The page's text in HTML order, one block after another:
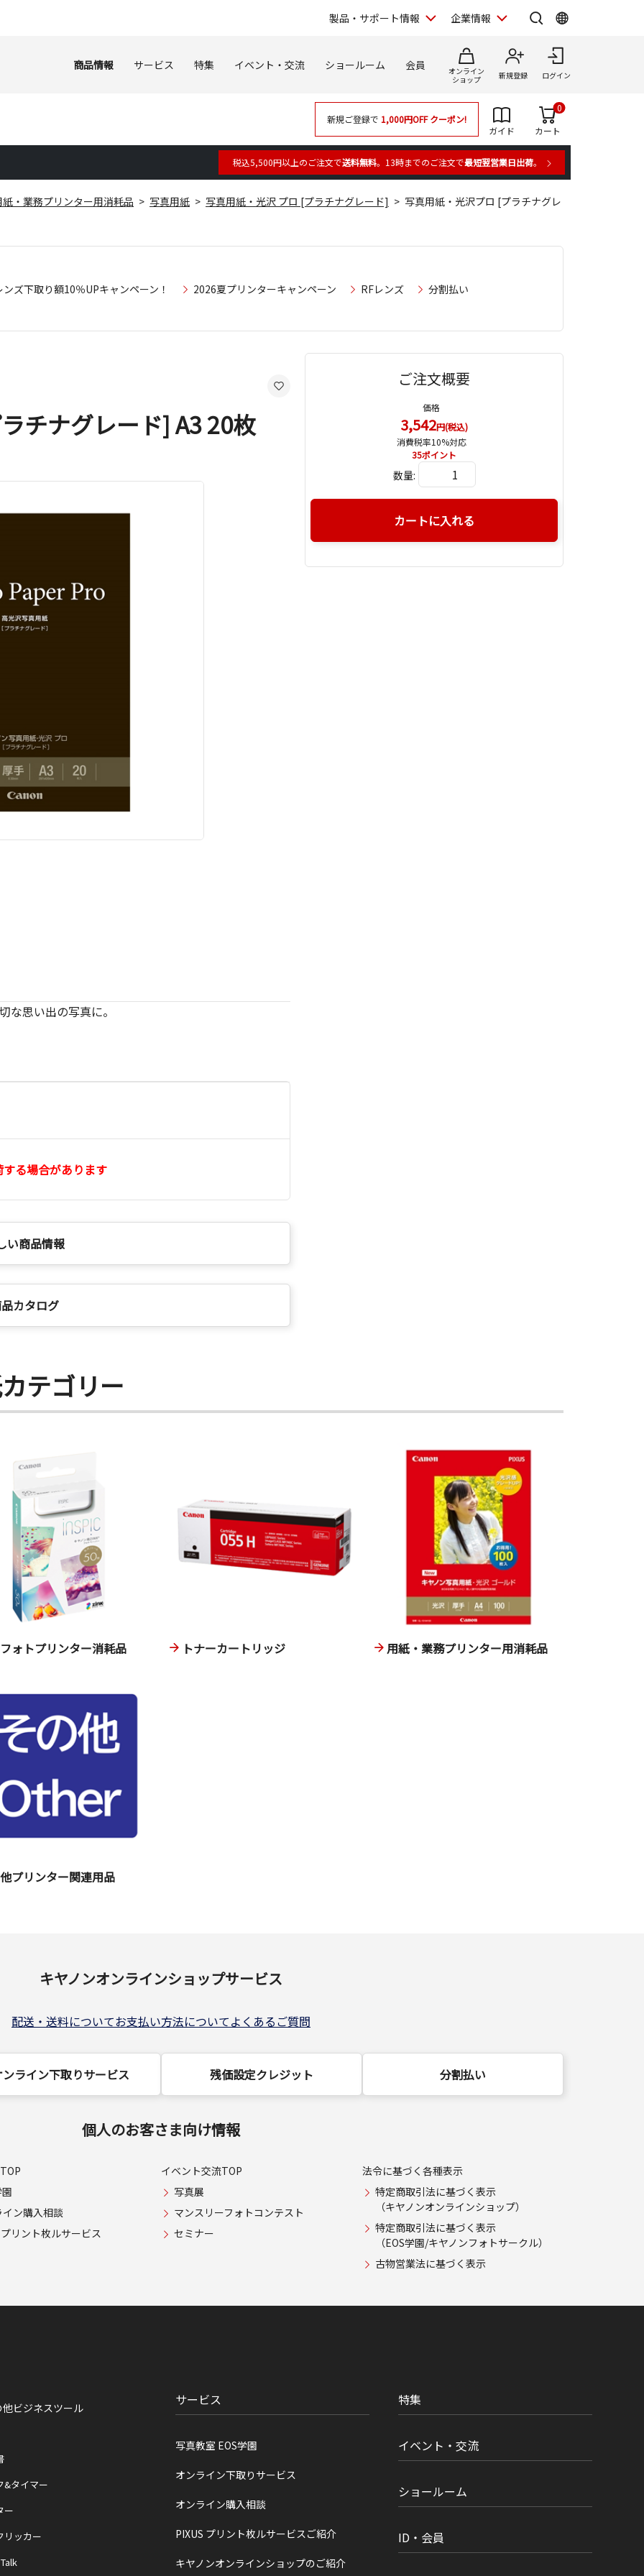
製品・サポート情報 企業情報
商品情報 サービス 特集 イベント・交流 ショールーム 会員
オンライン
ショップ
新規登録 ログイン
新規ご登録で 1,000円OFFクーポン!
ガイド
カート
0
税込5,500円以上のご注文で送料無料。13時までのご注文で最短翌営業日出荷。
紙・業務プリンター用消耗品 写真用紙 写真用紙・光沢 プロ [プラチナグレード] 写真用紙・光沢プロ [プラチナグレ
ズ下取り額10％UPキャンペーン！ 2026夏プリンターキャンペーン RFレンズ 分割払い
チナグレード] A3 20枚
な思い出の写真に。
る場合があります
い商品情報
カタログ
ご注文概要
価格
3,542円(税込)
消費税率10%対応
35ポイント
数量:
カートに入れる
テゴリー
ォトプリンター消耗品 トナーカートリッジ 用紙・業務プリンター用消耗品
プリンター関連用品
キヤノンオンラインショップサービス
配送・送料についてお支払い方法についてよくあるご質問
ライン下取りサービス 残価設定クレジット 分割払い
個人のお客さま向け情報
ン購入相談
リント枚ルサービス
イベント交流TOP
写真展
マンスリーフォトコンテスト
セミナー
法令に基づく各種表示
特定商取引法に基づく表示
（キヤノンオンラインショップ）
特定商取引法に基づく表示
（EOS学園/キヤノンフォトサークル）
古物営業法に基づく表示
ビジネスツール
&タイマー
ー
リッカー
サービス
写真教室 EOS学園
オンライン下取りサービス
オンライン購入相談
PIXUS プリント枚ルサービスご紹介
キヤノンオンラインショップのご紹介
特集
イベント・交流
ショールーム
ID・会員